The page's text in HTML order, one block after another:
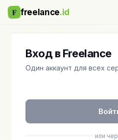
F freelance.id
Вход в Freelance
Один аккаунт для всех
или